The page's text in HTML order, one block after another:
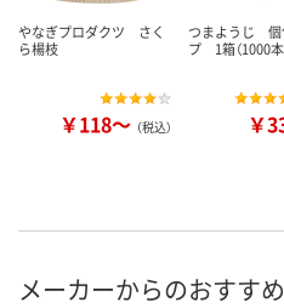
やなぎプロダクツ さく
ら楊枝
￥118～ （税込）
つまようじ 個
プ 1箱（1000本
￥
メーカーからのおすす